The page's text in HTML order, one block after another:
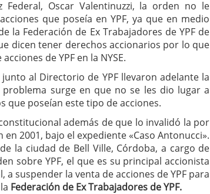
Oscar Valentinuzzi, la orden no le
que poseía en YPF, ya que en medio
la Federación de Ex Trabajadores de YPF de
dicen tener derechos accionarios por lo que
de YPF en la NYSE.
al Directorio de YPF llevaron adelante la
problema surge en que no se les dio lugar a
que poseían este tipo de acciones.
además de que lo invalidó la por
2001, bajo el expediente «Caso Antonucci».
la ciudad de Bell Ville, Córdoba, a cargo de
sobre YPF, el que es su principal accionista
suspender la venta de acciones de YPF para
Federación de Ex Trabajadores de YPF.